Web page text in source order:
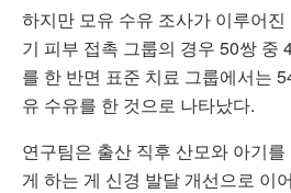
하지만 모유 수유 조사가 이루어
기 피부 접촉 그룹의 경우 50쌍 중
를 한 반면 표준 치료 그룹에서는
유 수유를 한 것으로 나타났다.
연구팀은 출산 직후 산모와 아기
게 하는 게 신경 발달 개선으로 이